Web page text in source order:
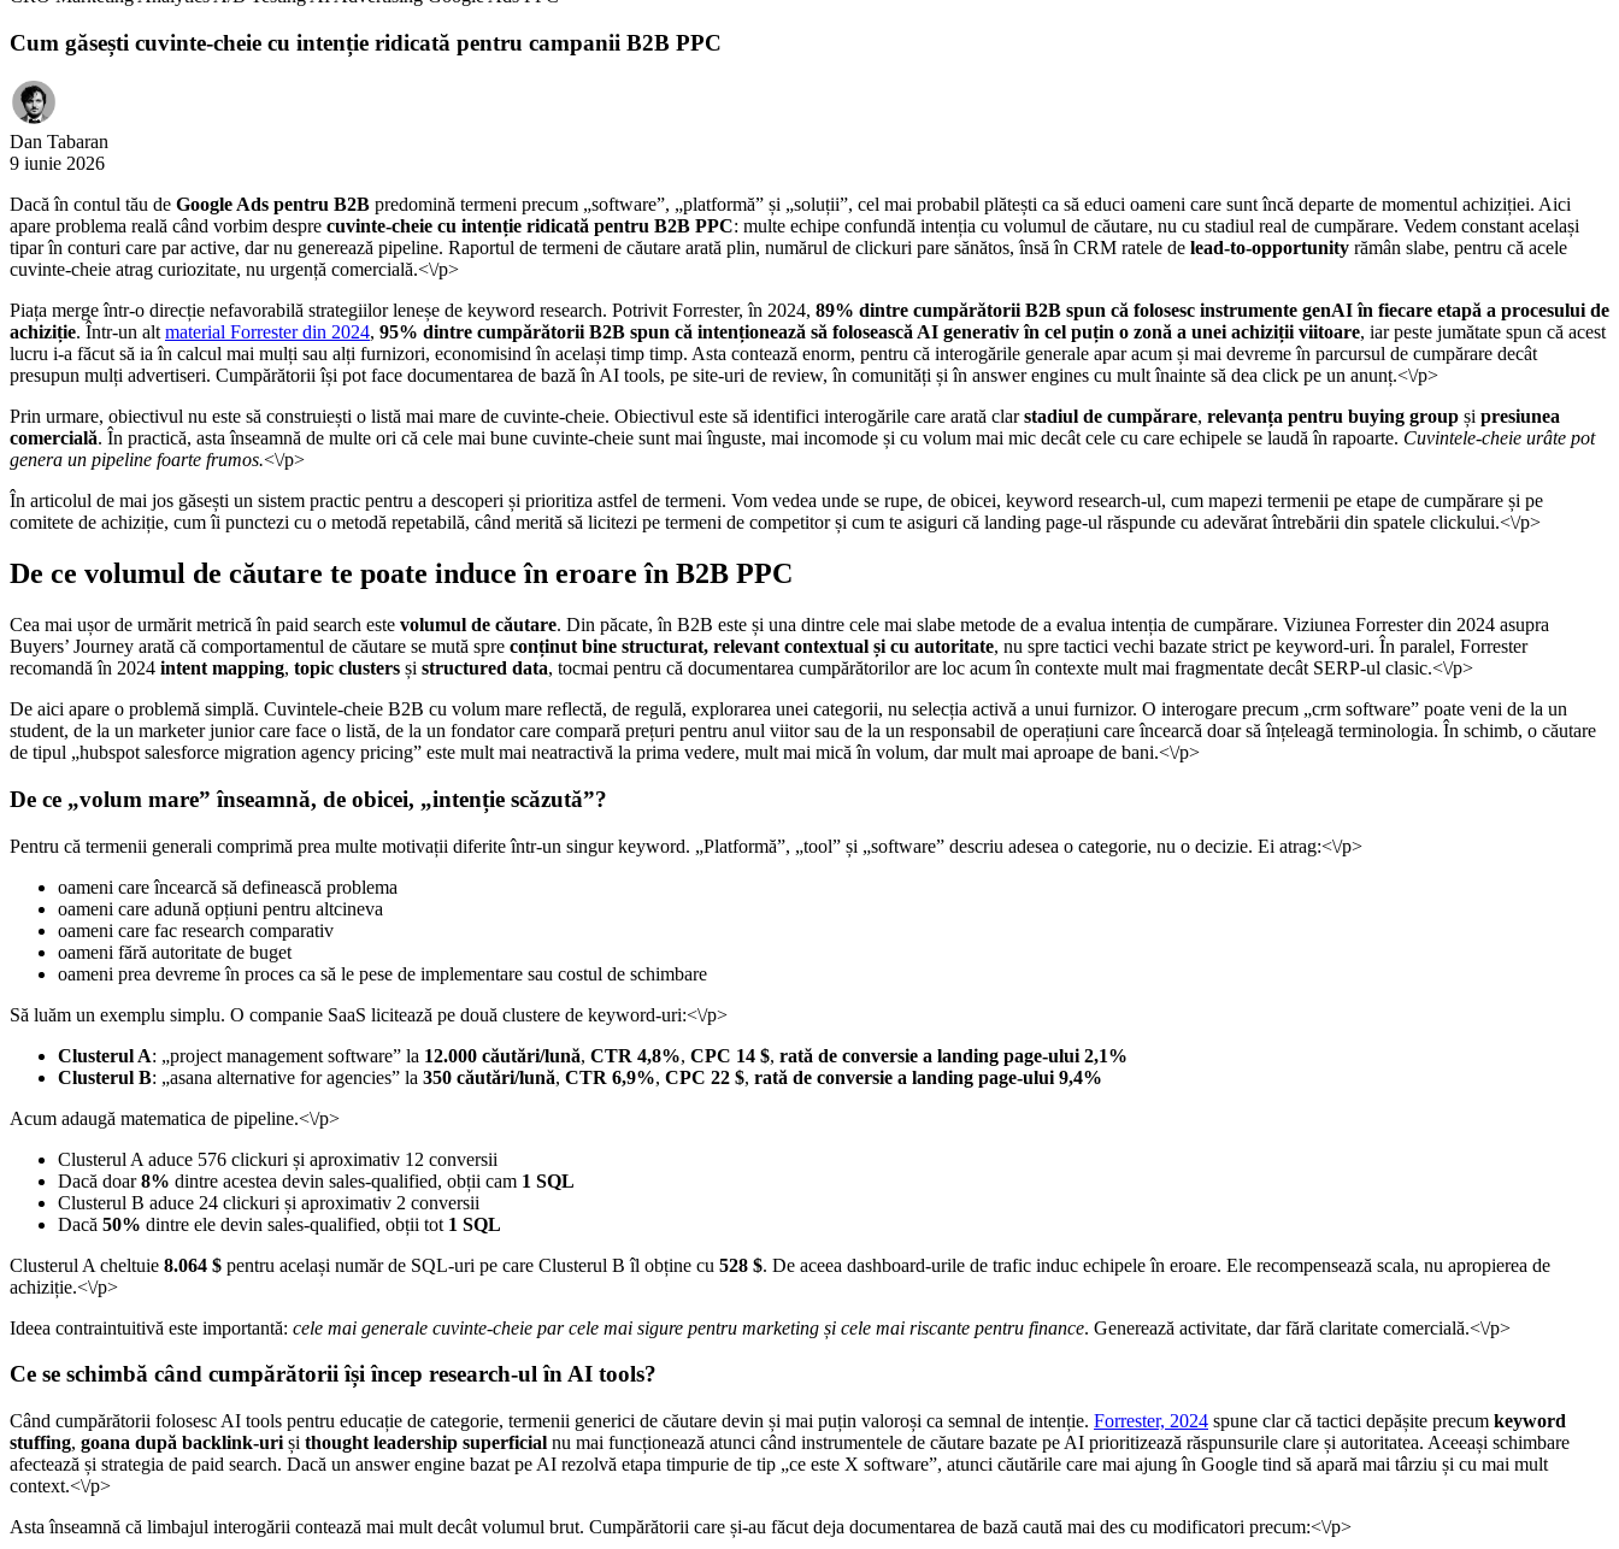
Cum găsești cuvinte-cheie cu intenție ridicată pentru campanii B2B PPC
Dan Tabaran
9 iunie 2026
Dacă în contul tău de Google Ads pentru B2B predomină termeni precum „software”, „platformă” și „soluții”, cel mai probabil plătești ca să educi oameni care sunt încă departe de momentul achiziției. Aici
apare problema reală când vorbim despre cuvinte-cheie cu intenție ridicată pentru B2B PPC: multe echipe confundă intenția cu volumul de căutare, nu cu stadiul real de cumpărare. Vedem constant același
tipar în conturi care par active, dar nu generează pipeline. Raportul de termeni de căutare arată plin, numărul de clickuri pare sănătos, însă în CRM ratele de lead-to-opportunity rămân slabe, pentru că acele
cuvinte-cheie atrag curiozitate, nu urgență comercială.<\/p>
Piața merge într-o direcție nefavorabilă strategiilor leneșe de keyword research. Potrivit Forrester, în 2024, 89% dintre cumpărătorii B2B spun că folosesc instrumente genAI în fiecare etapă a procesului de
achiziție. Într-un altmaterial Forrester din 2024, 95% dintre cumpărătorii B2B spun că intenționează să folosească AI generativ în cel puțin o zonă a unei achiziții viitoare, iar peste jumătate spun că acest
lucru i-a făcut să ia în calcul mai mulți sau alți furnizori, economisind în același timp timp. Asta contează enorm, pentru că interogările generale apar acum și mai devreme în parcursul de cumpărare decât
presupun mulți advertiseri. Cumpărătorii își pot face documentarea de bază în AI tools, pe site-uri de review, în comunități și în answer engines cu mult înainte să dea click pe un anunț.<\/p>
Prin urmare, obiectivul nu este să construiești o listă mai mare de cuvinte-cheie. Obiectivul este să identifici interogările care arată clarstadiul de cumpărare, relevanța pentru buying group și presiunea
comercială. În practică, asta înseamnă de multe ori că cele mai bune cuvinte-cheie sunt mai înguste, mai incomode și cu volum mai mic decât cele cu care echipele se laudă în rapoarte. Cuvintele-cheie urâte pot
genera un pipeline foarte frumos.<\/p>
În articolul de mai jos găsești un sistem practic pentru a descoperi și prioritiza astfel de termeni. Vom vedea unde se rupe, de obicei, keyword research-ul, cum mapezi termenii pe etape de cumpărare și pe
comitete de achiziție, cum îi punctezi cu o metodă repetabilă, când merită să licitezi pe termeni de competitor și cum te asiguri că landing page-ul răspunde cu adevărat întrebării din spatele clickului.<\/p>
De ce volumul de căutare te poate induce în eroare în B2B PPC
Cea mai ușor de urmărit metrică în paid search este volumul de căutare. Din păcate, în B2B este și una dintre cele mai slabe metode de a evalua intenția de cumpărare. Viziunea Forrester din 2024 asupra
Buyers’ Journey arată că comportamentul de căutare se mută spre conținut bine structurat, relevant contextual și cu autoritate, nu spre tactici vechi bazate strict pe keyword-uri. În paralel, Forrester
recomandă în 2024 intent mapping, topic clusters și structured data, tocmai pentru că documentarea cumpărătorilor are loc acum în contexte mult mai fragmentate decât SERP-ul clasic.<\/p>
De aici apare o problemă simplă. Cuvintele-cheie B2B cu volum mare reflectă, de regulă, explorarea unei categorii, nu selecția activă a unui furnizor. O interogare precum „crm software” poate veni de la un
student, de la un marketer junior care face o listă, de la un fondator care compară prețuri pentru anul viitor sau de la un responsabil de operațiuni care încearcă doar să înțeleagă terminologia. În schimb, o căutare
de tipul „hubspot salesforce migration agency pricing” este mult mai neatractivă la prima vedere, mult mai mică în volum, dar mult mai aproape de bani.<\/p>
De ce „volum mare” înseamnă, de obicei, „intenție scăzută”?
Pentru că termenii generali comprimă prea multe motivații diferite într-un singur keyword. „Platformă”, „tool” și „software” descriu adesea o categorie, nu o decizie. Ei atrag:<\/p>
oameni care încearcă să definească problema
oameni care adună opțiuni pentru altcineva
oameni care fac research comparativ
oameni fără autoritate de buget
oameni prea devreme în proces ca să le pese de implementare sau costul de schimbare
Să luăm un exemplu simplu. O companie SaaS licitează pe două clustere de keyword-uri:<\/p>
Clusterul A: „project management software” la 12.000 căutări/lună, CTR 4,8%, CPC 14 $, rată de conversie a landing page-ului 2,1%
Clusterul B: „asana alternative for agencies” la 350 căutări/lună, CTR 6,9%, CPC 22 $, rată de conversie a landing page-ului 9,4%
Acum adaugă matematica de pipeline.<\/p>
Clusterul A aduce 576 clickuri și aproximativ 12 conversii
Dacă doar8% dintre acestea devin sales-qualified, obții cam 1 SQL
Clusterul B aduce 24 clickuri și aproximativ 2 conversii
Dacă 50% dintre ele devin sales-qualified, obții tot 1 SQL
Clusterul A cheltuie 8.064 $ pentru același număr de SQL-uri pe care Clusterul B îl obține cu 528 $. De aceea dashboard-urile de trafic induc echipele în eroare. Ele recompensează scala, nu apropierea de
achiziție.<\/p>
Ideea contraintuitivă este importantă: cele mai generale cuvinte-cheie par cele mai sigure pentru marketing și cele mai riscante pentru finance. Generează activitate, dar fără claritate comercială.<\/p>
Ce se schimbă când cumpărătorii își încep research-ul în AI tools?
Când cumpărătorii folosesc AI tools pentru educație de categorie, termenii generici de căutare devin și mai puțin valoroși ca semnal de intenție. Forrester, 2024 spune clar că tactici depășite precum keyword
stuffing, goana după backlink-uri și thought leadership superficial nu mai funcționează atunci când instrumentele de căutare bazate pe AI prioritizează răspunsurile clare și autoritatea. Aceeași schimbare
afectează și strategia de paid search. Dacă un answer engine bazat pe AI rezolvă etapa timpurie de tip „ce este X software”, atunci căutările care mai ajung în Google tind să apară mai târziu și cu mai mult
context.<\/p>
Asta înseamnă că limbajul interogării contează mai mult decât volumul brut. Cumpărătorii care și-au făcut deja documentarea de bază caută mai des cu modificatori precum:<\/p>